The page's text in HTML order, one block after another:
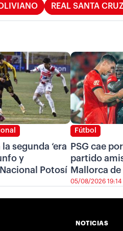
REAL SANTA CRUZ
segunda ‘era
y
Potosí
Fútbol
PSG cae
partido
Mallorca de
05/08/2026 19:14
NOTICIAS